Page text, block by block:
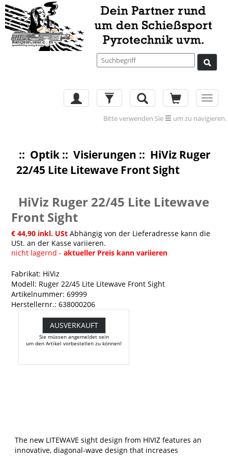
Bitte verwenden Sie um zu navigieren.
:: Optik ::Visierungen :: HiViz Ruger
22/45 Lite Litewave Front Sight
HiViz Ruger 22/45 Lite Litewave
Front Sight
€ 44,90 inkl. USt Abhängig von der Lieferadresse kann die
USt. an der Kasse variieren.
nicht lagernd -aktueller Preis kann variieren
Fabrikat: HiViz
Modell: Ruger 22/45 Lite Litewave Front Sight
Artikelnummer: 69999
Herstellernr.: 638000206
AUSVERKAUFT
Sie müssen angemeldet sein
um den Artikel vorbestellen zu können!
The new LITEWAVE sight design from HIVIZ features an
innovative, diagonal-wave design that increases